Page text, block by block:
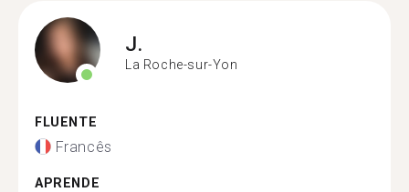
J.
La Roche-sur-Yon
FLUENTE
Francês
APRENDE